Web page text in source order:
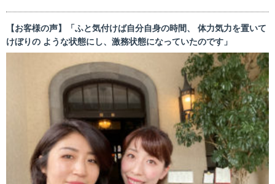
【お客様の声】「ふと気付けば自分自身の時間、 体力気力を置いて
けぼりの ような状態にし、激務状態になっていたのです」